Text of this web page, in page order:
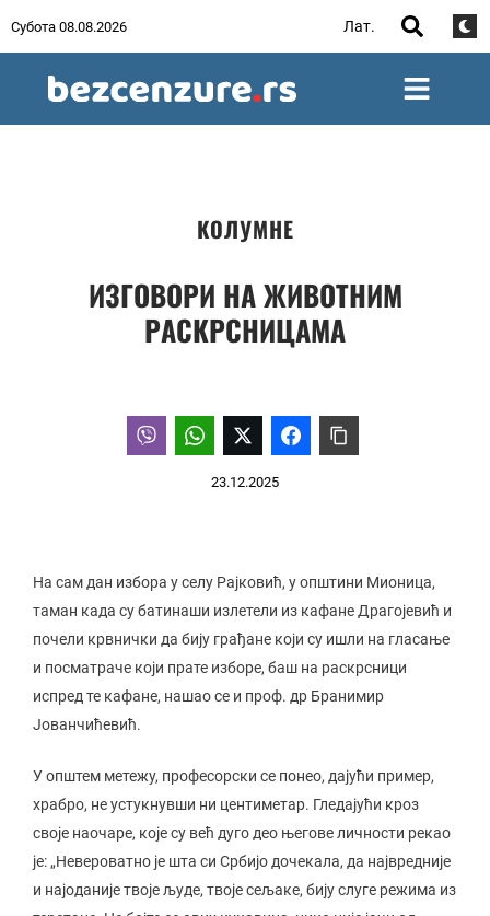
Субота 08.08.2026 Лат.
КОЛУМНЕ
ИЗГОВОРИ НА ЖИВОТНИМ
РАСКРСНИЦАМА
23.12.2025
На сам дан избора у селу Рајковић, у општини Мионица,
таман када су батинаши излетели из кафане Драгојевић и
почели крвнички да бију грађане који су ишли на гласање
и посматраче који прате изборе, баш на раскрсници
испред те кафане, нашао се и проф. др Бранимир
Јованчићевић.
У општем метежу, професорски се понео, дајући пример,
храбро, не устукнувши ни центиметар. Гледајући кроз
своје наочаре, које су већ дуго део његове личности рекао
је: „Невероватно је шта си Србијо дочекала, да највредније
и најоданије твоје људе, твоје сељаке, бију слуге режима из